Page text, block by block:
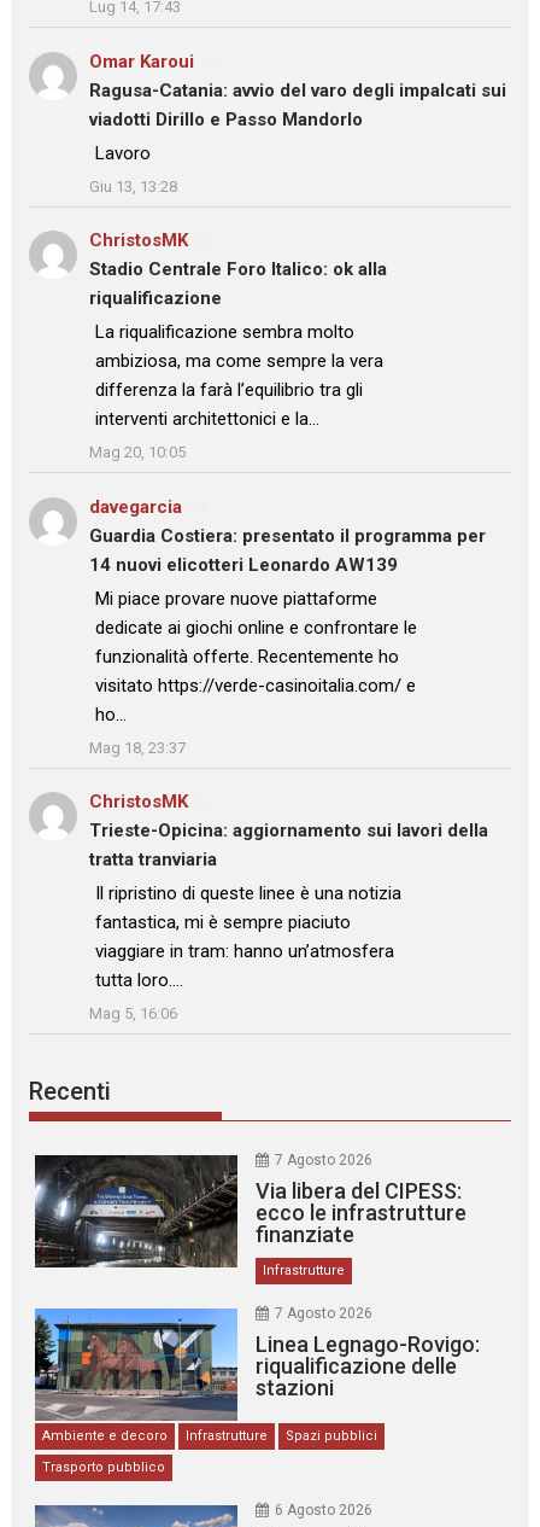
Lug 14, 17:43
Omar Karoui
Ragusa-Catania: avvio del varo degli impalcati sui
viadotti Dirillo e Passo Mandorlo
: “Lavoro
”
Giu 13, 13:28
ChristosMKsu
Stadio Centrale Foro Italico: ok alla
riqualificazione
: “La riqualificazione sembra molto
ambiziosa, ma come sempre la vera
differenza la farà l’equilibrio tra gli
interventi architettonici e la…
”
Mag 20, 10:05
davegarcia
Guardia Costiera: presentato il programma per
14 nuovi elicotteri Leonardo AW139
: “
Mi piace provare nuove piattaforme
dedicate ai giochi online e confrontare le
funzionalità offerte. Recentemente ho
visitato https://verde-casinoitalia.com/ e
ho…
”
Mag 18, 23:37
ChristosMKsu
Trieste-Opicina: aggiornamento sui lavori della
tratta tranviaria
: “
Il ripristino di queste linee è una notizia
fantastica, mi è sempre piaciuto
viaggiare in tram: hanno un’atmosfera
tutta loro.…
”
Mag 5, 16:06
Recenti
7 Agosto 2026
Via libera del CIPESS:
ecco le infrastrutture
finanziate
Infrastrutture
7 Agosto 2026
Linea Legnago-Rovigo:
riqualificazione delle
stazioni
Ambiente e decoro Infrastrutture
Spazi pubblici
Trasporto pubblico
6 Agosto 2026